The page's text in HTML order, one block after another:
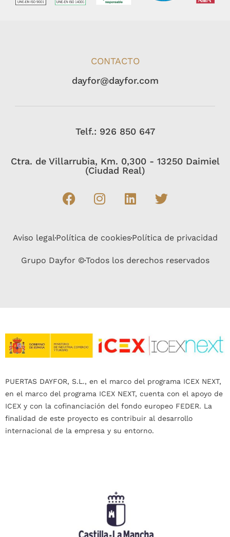
CONTACTO
dayfor@dayfor.com
Telf.: 926 850 647
Ctra. de Villarrubia, Km. 0,300 - 13250 Daimiel
(Ciudad Real)
Aviso legalPolítica de cookiesPolítica de privacidad
Grupo Dayfor ©Todos los derechos reservados
PUERTAS DAYFOR, S.L., en el marco del programa ICEX NEXT,
en el marco del programa ICEX NEXT, cuenta con el apoyo de
ICEX y con la cofinanciación del fondo europeo FEDER. La
finalidad de este proyecto es contribuir al desarrollo
internacional de la empresa y su entorno.